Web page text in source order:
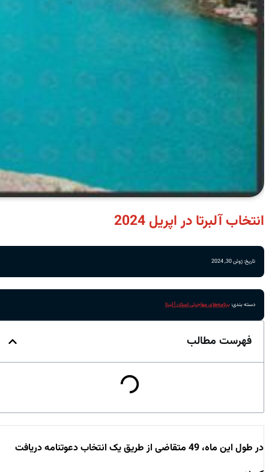
انتخاب آلبرتا در اپریل 2024
تاریخ: ژوئن 30, 2024
دسته بندی:برنامه‌های مهاجرتی استان آلبرتا
فهرست مطالب
در طول این ماه، 49 متقاضی از طریق یک انتخاب دعوتنامه دریافت